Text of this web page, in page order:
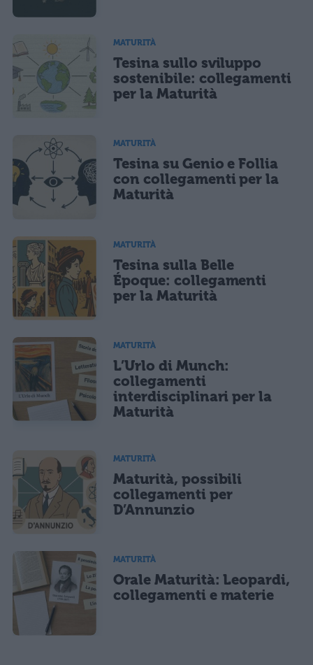
MATURITÀ
Tesina sullo sviluppo
sostenibile: collegamenti
per la Maturità
MATURITÀ
Tesina su Genio e Follia
con collegamenti per la
Maturità
MATURITÀ
Tesina sulla Belle
Époque: collegamenti
per la Maturità
MATURITÀ
L’Urlo di Munch:
collegamenti
interdisciplinari per la
Maturità
MATURITÀ
Maturità, possibili
collegamenti per
D’Annunzio
MATURITÀ
Orale Maturità: Leopardi,
collegamenti e materie